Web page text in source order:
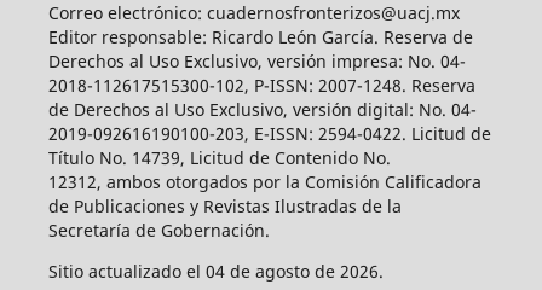
Correo electrónico: cuadernosfronterizos@uacj.mx
Editor responsable: Ricardo León García. Reserva de
Derechos al Uso Exclusivo, versión impresa: No. 04-
2018-112617515300-102, P-ISSN: 2007-1248. Reserva
de Derechos al Uso Exclusivo, versión digital: No. 04-
2019-092616190100-203, E-ISSN: 2594-0422. Licitud de
Título No. 14739, Licitud de Contenido No.
12312, ambos otorgados por la Comisión Calificadora
de Publicaciones y Revistas Ilustradas de la
Secretaría de Gobernación.
Sitio actualizado el 04 de agosto de 2026.